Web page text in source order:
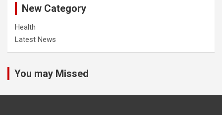
New Category
Health
Latest News
You may Missed